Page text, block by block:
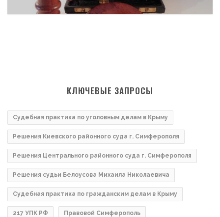
КЛЮЧЕВЫЕ ЗАПРОСЫ
Судебная практика по уголовным делам в Крыму
Решения Киевского районного суда г. Симферополя
Решения Центрального районного суда г. Симферополя
Решения судьи Белоусова Михаила Николаевича
Судебная практика по гражданским делам в Крыму
217 УПК РФ Правовой Симферополь